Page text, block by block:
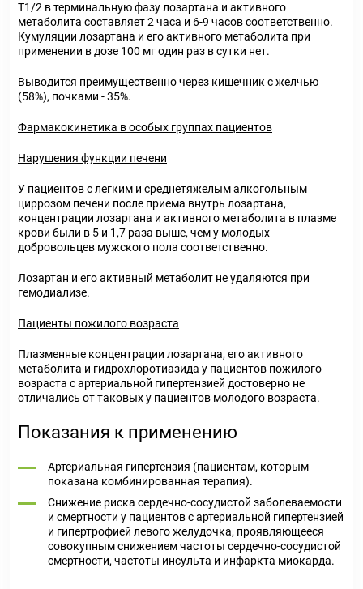
Т1/2 в терминальную фазу лозартана и активного
метаболита составляет 2 часа и 6-9 часов соответственно.
Кумуляции лозартана и его активного метаболита при
применении в дозе 100 мг один раз в сутки нет.
Выводится преимущественно через кишечник с желчью
(58%), почками - 35%.
Фармакокинетика в особых группах пациентов
Нарушения функции печени
У пациентов с легким и среднетяжелым алкогольным
циррозом печени после приема внутрь лозартана,
концентрации лозартана и активного метаболита в плазме
крови были в 5 и 1,7 раза выше, чем у молодых
добровольцев мужского пола соответственно.
Лозартан и его активный метаболит не удаляются при
гемодиализе.
Пациенты пожилого возраста
Плазменные концентрации лозартана, его активного
метаболита и гидрохлоротиазида у пациентов пожилого
возраста с артериальной гипертензией достоверно не
отличались от таковых у пациентов молодого возраста.
Показания к применению
Артериальная гипертензия (пациентам, которым
показана комбинированная терапия).
Снижение риска сердечно-сосудистой заболеваемости
и смертности у пациентов с артериальной гипертензией
и гипертрофией левого желудочка, проявляющееся
совокупным снижением частоты сердечно-сосудистой
смертности, частоты инсульта и инфаркта миокарда.